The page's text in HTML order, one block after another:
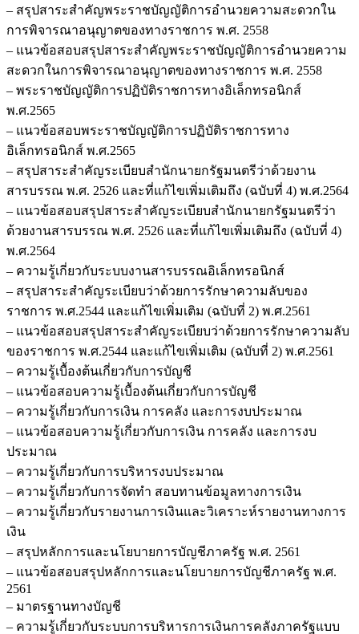
– สรุปสาระสำคัญพระราชบัญญัติการอำนวยความสะดวกใน
การพิจารณาอนุญาตของทางราชการ พ.ศ. 2558
– แนวข้อสอบสรุปสาระสำคัญพระราชบัญญัติการอำนวยความ
สะดวกในการพิจารณาอนุญาตของทางราชการ พ.ศ. 2558
– พระราชบัญญัติการปฏิบัติราชการทางอิเล็กทรอนิกส์
พ.ศ.2565
– แนวข้อสอบพระราชบัญญัติการปฏิบัติราชการทาง
อิเล็กทรอนิกส์ พ.ศ.2565
– สรุปสาระสำคัญระเบียบสำนักนายกรัฐมนตรีว่าด้วยงาน
สารบรรณ พ.ศ. 2526 และที่แก้ไขเพิ่มเติมถึง (ฉบับที่ 4) พ.ศ.2564
– แนวข้อสอบสรุปสาระสำคัญระเบียบสำนักนายกรัฐมนตรีว่า
ด้วยงานสารบรรณ พ.ศ. 2526 และที่แก้ไขเพิ่มเติมถึง (ฉบับที่ 4)
พ.ศ.2564
– ความรู้เกี่ยวกับระบบงานสารบรรณอิเล็กทรอนิกส์
– สรุปสาระสำคัญระเบียบว่าด้วยการรักษาความลับของ
ราชการ พ.ศ.2544 และแก้ไขเพิ่มเติม (ฉบับที่ 2) พ.ศ.2561
– แนวข้อสอบสรุปสาระสำคัญระเบียบว่าด้วยการรักษาความลับ
ของราชการ พ.ศ.2544 และแก้ไขเพิ่มเติม (ฉบับที่ 2) พ.ศ.2561
– ความรู้เบื้องต้นเกี่ยวกับการบัญชี
– แนวข้อสอบความรู้เบื้องต้นเกี่ยวกับการบัญชี
– ความรู้เกี่ยวกับการเงิน การคลัง และการงบประมาณ
– แนวข้อสอบความรู้เกี่ยวกับการเงิน การคลัง และการงบ
ประมาณ
– ความรู้เกี่ยวกับการบริหารงบประมาณ
– ความรู้เกี่ยวกับการจัดทำ สอบทานข้อมูลทางการเงิน
– ความรู้เกี่ยวกับรายงานการเงินและวิเคราะห์รายงานทางการ
เงิน
– สรุปหลักการและนโยบายการบัญชีภาครัฐ พ.ศ. 2561
– แนวข้อสอบสรุปหลักการและนโยบายการบัญชีภาครัฐ พ.ศ.
2561
– มาตรฐานทางบัญชี
– ความรู้เกี่ยวกับระบบการบริหารการเงินการคลังภาครัฐแบบ